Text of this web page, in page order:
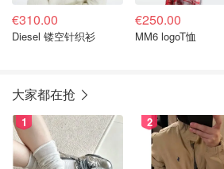
€310.00
Diesel 镂空针织衫
€250.00
MM6 logoT恤
大家都在抢
1 2